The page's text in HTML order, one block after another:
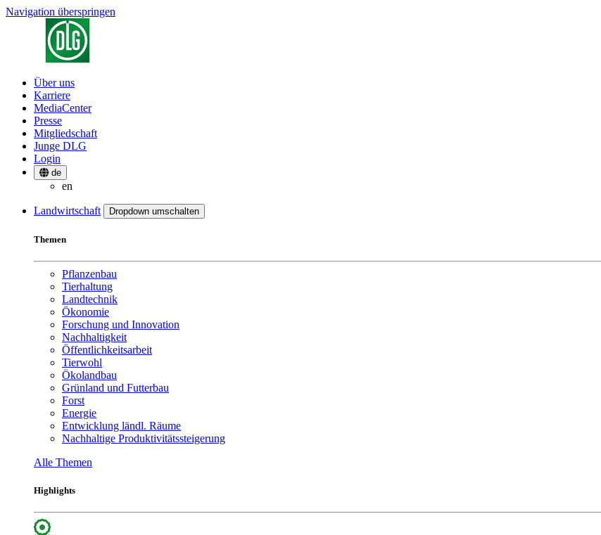
Navigation überspringen
Über uns
Karriere
MediaCenter
Presse
Mitgliedschaft
Junge DLG
Login
de
en
Landwirtschaft Dropdown umschalten
Themen
Pflanzenbau
Tierhaltung
Landtechnik
Ökonomie
Forschung und Innovation
Nachhaltigkeit
Öffentlichkeitsarbeit
Tierwohl
Ökolandbau
Grünland und Futterbau
Forst
Energie
Entwicklung ländl. Räume
Nachhaltige Produktivitätssteigerung
Alle Themen
Highlights